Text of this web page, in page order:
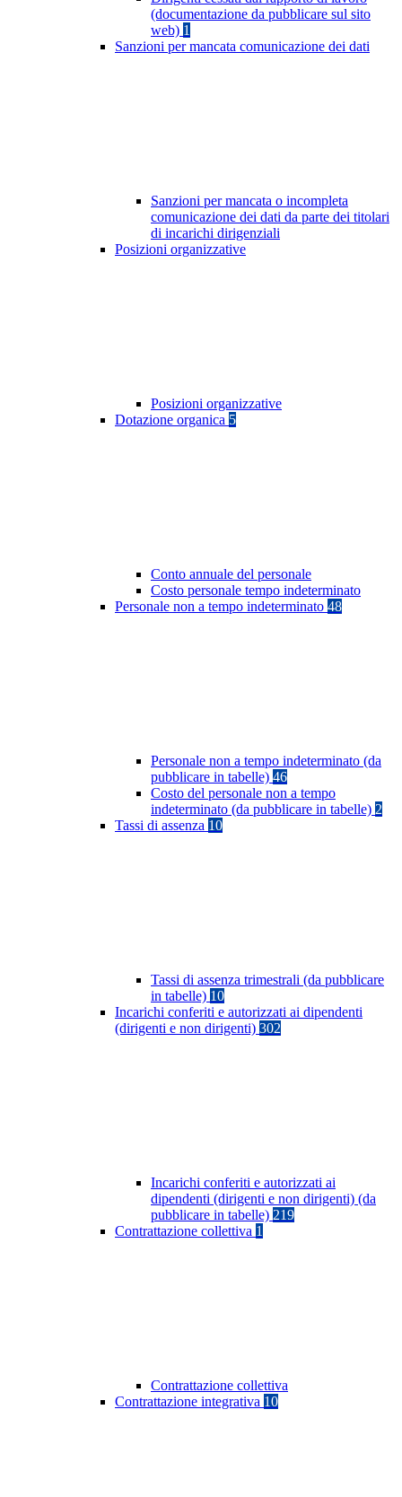
(documentazione da pubblicare sul sito
web) 1
Sanzioni per mancata comunicazione dei dati
Sanzioni per mancata o incompleta
comunicazione dei dati da parte dei titolari
di incarichi dirigenziali
Posizioni organizzative
Posizioni organizzative
Dotazione organica 5
Conto annuale del personale
Costo personale tempo indeterminato
Personale non a tempo indeterminato 48
Personale non a tempo indeterminato (da
pubblicare in tabelle) 46
Costo del personale non a tempo
indeterminato (da pubblicare in tabelle) 2
Tassi di assenza 10
Tassi di assenza trimestrali (da pubblicare
in tabelle) 10
Incarichi conferiti e autorizzati ai dipendenti
(dirigenti e non dirigenti) 302
Incarichi conferiti e autorizzati ai
dipendenti (dirigenti e non dirigenti) (da
pubblicare in tabelle) 219
Contrattazione collettiva 1
Contrattazione collettiva
Contrattazione integrativa 10